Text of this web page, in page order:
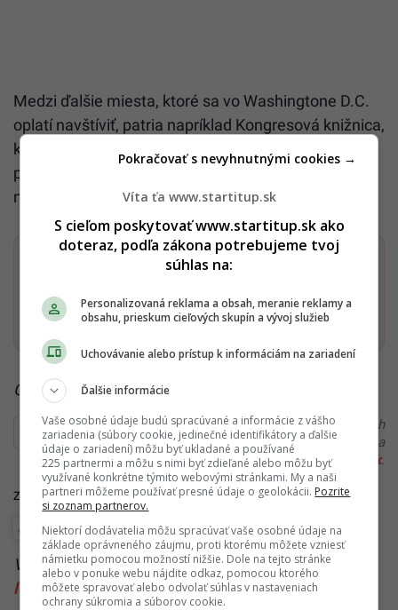
Medzi ďalšie miesta, ktoré sa vo Washingtone D.C.
oplatí navštíviť, patria napríklad Kongresová knižnica,
ktorá je najväčšou knižnicou na svete a obsahuje
približne 1 350 kilometrov políc, ale aj
novopostavený pamätník Dwighta D. Eisenhowera.
Dostaň Startitup do svojich Google odporúčaní
Pridať ako preferovaný zdroj
Startitup, odkaz sa otvorí v
Čítaj viac z kategórie:Cestovanie
Ďakujeme, že čítaš Startitup. V prípade, že máš postreh
alebo si našiel v článku chybu, napíš nám na
redakcia@startitup.sk.
Zdroje:Pelipecky,US News,Washington.org
Amerika Kam do zahraničia
Viac k téme:2024,amerika,kultúra ,lacné letenky
letenky,pamiatky,usa,washington dc
Víta ťa www.startitup.sk
S cieľom poskytovať www.startitup.sk ako
doteraz, podľa zákona potrebujeme tvoj
súhlas na:
Personalizovaná reklama a obsah, meranie reklamy a
obsahu, prieskum cieľových skupín a vývoj služieb
Uchovávanie alebo prístup k informáciám na zariadení
Ďalšie informácie
Vaše osobné údaje budú spracúvané a informácie z vášho
zariadenia (súbory cookie, jedinečné identifikátory a ďalšie
údaje o zariadení) môžu byť ukladané a používané
225 partnermi a môžu s nimi byť zdieľané alebo môžu byť
využívané konkrétne týmito webovými stránkami. My a naši
partneri môžeme používať presné údaje o geolokácii. Pozrite
si zoznam partnerov.
Niektorí dodávatelia môžu spracúvať vaše osobné údaje na
základe oprávneného záujmu, proti ktorému môžete vzniesť
námietku pomocou možností nižšie. Dole na tejto stránke
alebo v ponuke webu nájdite odkaz, pomocou ktorého
môžete spravovať alebo odvolať súhlas v nastaveniach
ochrany súkromia a súborov cookie.
Pokračovať s nevyhnutnými cookies →